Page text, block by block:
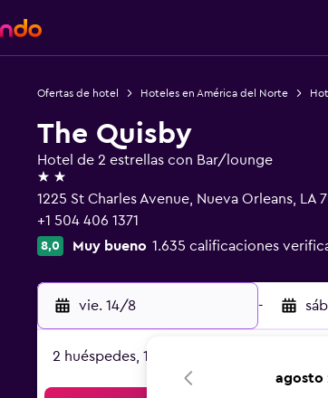
Ofertas de hotel Hoteles en América del Norte
The Quisby
Hotel de 2 estrellas con Bar/lounge
2 estrellas
1225 St Charles Avenue, Nueva Orleans, LA
+1 504 406 1371
8,0 Muy bueno 1.635 calificaciones
vie. 14/8 -
2 huéspedes, 1 habitación
agosto